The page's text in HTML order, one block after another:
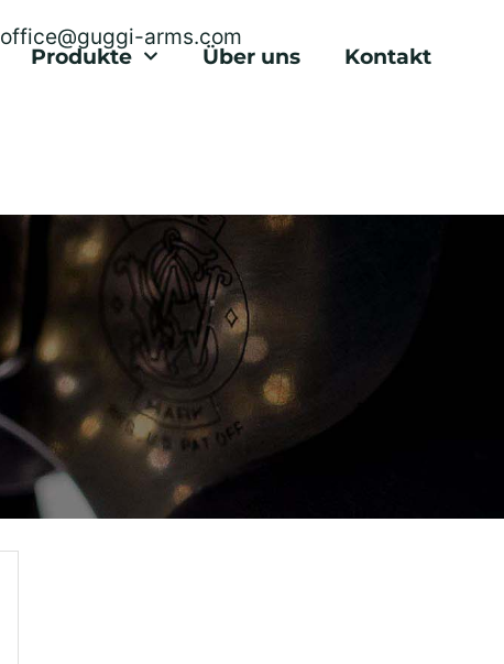
office@guggi-arms.com
Produkte Über uns Kontakt